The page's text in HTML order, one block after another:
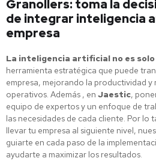
Granollers: toma la
de integrar inteligencia
empresa
La inteligencia artificial no es
herramienta estratégica que puede
empresa, mejorando la productividad y
operativos. Además , en Jaestic,
equipo de expertos y un enfoque de
las necesidades de cada cliente. Por lo
llevar tu empresa al siguiente nivel,
guiarte en cada paso de la
ayudarte a maximizar los resultados.